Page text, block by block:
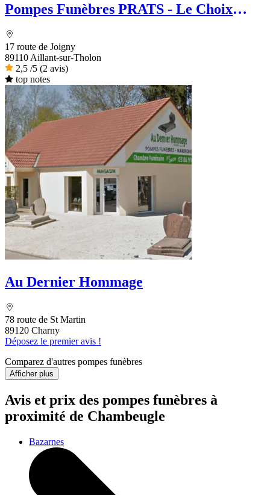
Pompes Funèbres PRATS - Le Choix
17 route de Joigny
89110 Aillant-sur-Tholon
2,5 /5 (2 avis)
top notes
Au Dernier Hommage
78 route de St Martin
89120 Charny
Déposez le premier avis !
Comparez d'autres pompes funèbres
Afficher plus
Avis et prix des pompes funèbres à
proximité de Chambeugle
Bazarnes